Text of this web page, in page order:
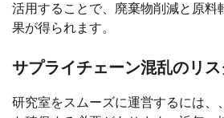
活用することで、廃棄物削減と原料
果が得られます。
サプライチェーン混乱のリ
研究室をスムーズに運営するには、